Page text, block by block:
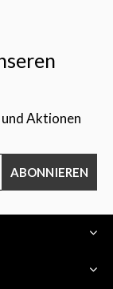
Aktionen
ABONNIEREN